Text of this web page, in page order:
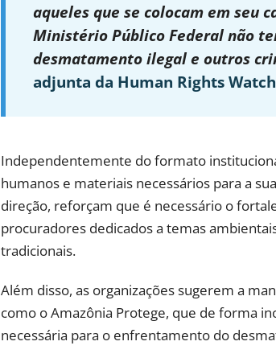
aqueles que se colocam em seu
Ministério Público Federal não
desmatamento ilegal e outros
adjunta da Human Rights
Independentemente do formato
humanos e materiais necessários para a
direção, reforçam que é necessário o
procuradores dedicados a temas
tradicionais.
Além disso, as organizações sugerem a
como o Amazônia Protege, que de forma
necessária para o enfrentamento do